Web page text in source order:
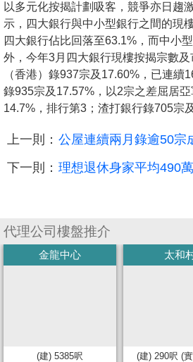
關
於
我
們
以多元化按揭計劃吸客，競爭亦日趨
示，四大銀行與中小型銀行之間的現
四大銀行佔比回落至63.1%，而中小
外，今年3月四大銀行現樓按揭宗數
（香港）錄937宗及17.60%，已連續
錄935宗及17.57%，以2宗之差屈居
14.7%，排行第3；渣打銀行錄705宗
上一則： 公屋連續兩月錄逾50宗
下一則： 理想退休身家平均490萬
代理公司樓盤推介
金龍中心
(建) 5385呎
太和
(建) 290呎 (